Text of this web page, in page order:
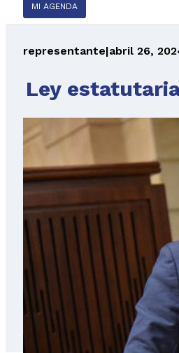
MI AGENDA
representante|abril 26,
Ley